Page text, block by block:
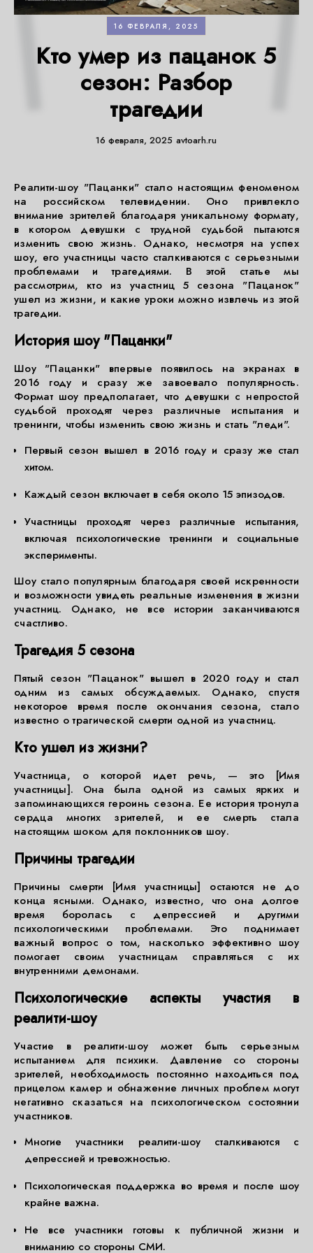
16 ФЕВРАЛЯ, 2025
Кто умер из пацанок 5
сезон: Разбор
трагедии
16 февраля, 2025 avtoarh.ru
Реалити-шоу "Пацанки" стало настоящим феноменом
на российском телевидении. Оно привлекло
внимание зрителей благодаря уникальному формату,
в котором девушки с трудной судьбой пытаются
изменить свою жизнь. Однако, несмотря на успех
шоу, его участницы часто сталкиваются с серьезными
проблемами и трагедиями. В этой статье мы
рассмотрим, кто из участниц 5 сезона "Пацанок"
ушел из жизни, и какие уроки можно извлечь из этой
трагедии.
История шоу "Пацанки"
Шоу "Пацанки" впервые появилось на экранах в
2016 году и сразу же завоевало популярность.
Формат шоу предполагает, что девушки с непростой
судьбой проходят через различные испытания и
тренинги, чтобы изменить свою жизнь и стать "леди".
Первый сезон вышел в 2016 году и сразу же стал
хитом.
Каждый сезон включает в себя около 15 эпизодов.
Участницы проходят через различные испытания,
включая психологические тренинги и социальные
эксперименты.
Шоу стало популярным благодаря своей искренности
и возможности увидеть реальные изменения в жизни
участниц. Однако, не все истории заканчиваются
счастливо.
Трагедия 5 сезона
Пятый сезон "Пацанок" вышел в 2020 году и стал
одним из самых обсуждаемых. Однако, спустя
некоторое время после окончания сезона, стало
известно о трагической смерти одной из участниц.
Кто ушел из жизни?
Участница, о которой идет речь, — это [Имя
участницы]. Она была одной из самых ярких и
запоминающихся героинь сезона. Ее история тронула
сердца многих зрителей, и ее смерть стала
настоящим шоком для поклонников шоу.
Причины трагедии
Причины смерти [Имя участницы] остаются не до
конца ясными. Однако, известно, что она долгое
время боролась с депрессией и другими
психологическими проблемами. Это поднимает
важный вопрос о том, насколько эффективно шоу
помогает своим участницам справляться с их
внутренними демонами.
Психологические аспекты участия в
реалити-шоу
Участие в реалити-шоу может быть серьезным
испытанием для психики. Давление со стороны
зрителей, необходимость постоянно находиться под
прицелом камер и обнажение личных проблем могут
негативно сказаться на психологическом состоянии
участников.
Многие участники реалити-шоу сталкиваются с
депрессией и тревожностью.
Психологическая поддержка во время и после шоу
крайне важна.
Не все участники готовы к публичной жизни и
вниманию со стороны СМИ.